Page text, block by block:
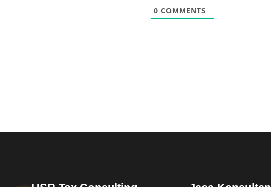
0 COMMENTS